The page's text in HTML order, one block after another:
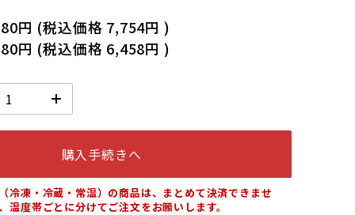
円 (税込価格 7,754円 )
円 (税込価格 6,458円 )
購入手続きへ
冷凍・冷蔵・常温）の商品は、まとめて決済できませ
温度帯ごとに分けてご注文をお願いします。